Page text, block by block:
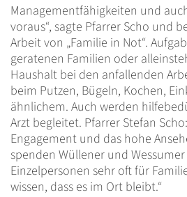
Managementfähigkeiten und
voraus“, sagte Pfarrer Scho und
Arbeit von „Familie in Not“.
geratenen Familien oder
Haushalt bei den anfallenden
beim Putzen, Bügeln, Kochen,
ähnlichem. Auch werden
Arzt begleitet. Pfarrer Stefan
Engagement und das hohe
spenden Wüllener und
Einzelpersonen sehr oft für
wissen, dass es im Ort bleibt.“